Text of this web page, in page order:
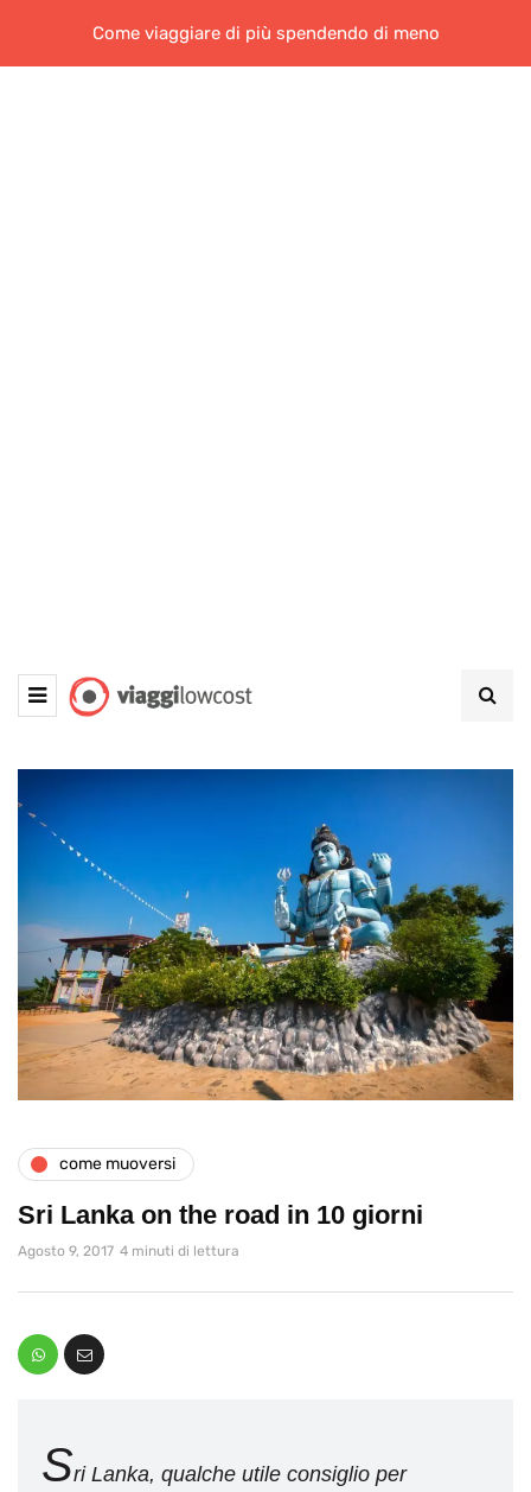
Come viaggiare di più spendendo di meno
come muoversi
Sri Lanka on the road in 10 giorni
Agosto 9, 2017 4 minuti di lettura
Sri Lanka, qualche utile consiglio per